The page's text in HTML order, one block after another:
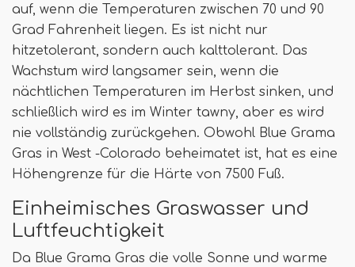
auf, wenn die Temperaturen zwischen 70 und 90
Grad Fahrenheit liegen. Es ist nicht nur
hitzetolerant, sondern auch kalttolerant. Das
Wachstum wird langsamer sein, wenn die
nächtlichen Temperaturen im Herbst sinken, und
schließlich wird es im Winter tawny, aber es wird
nie vollständig zurückgehen. Obwohl Blue Grama
Gras in West -Colorado beheimatet ist, hat es eine
Höhengrenze für die Härte von 7500 Fuß.
Einheimisches Graswasser und
Luftfeuchtigkeit
Da Blue Grama Gras die volle Sonne und warme